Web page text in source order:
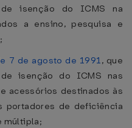
isenção do ICMS na
a ensino, pesquisa e
7 de agosto de 1991, que
isenção do ICMS nas
acessórios destinados às
portadores de deficiência
múltipla;